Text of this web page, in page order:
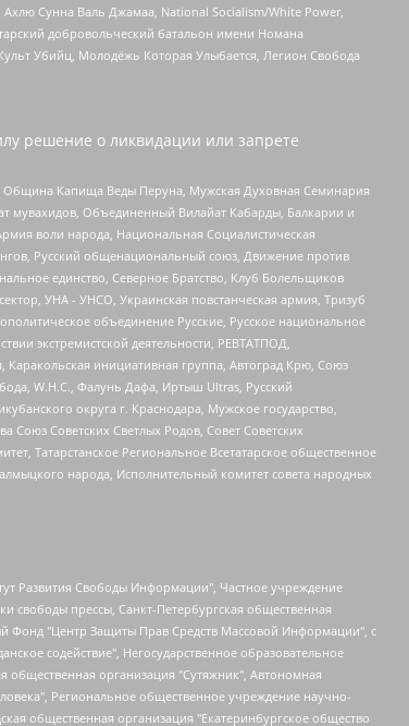
Сунна Валь Джамаа, National Socialism/White Power,
добровольческий батальон имени Номана
Убийц, Молодёжь Которая Улыбается, Легион Свобода
решение о ликвидации или запрете
Община Капища Веды Перуна, Мужская Духовная Семинария
мувахидов, Объединенный Вилайат Кабарды, Балкарии и
воли народа, Национальная Социалистическая
Русский общенациональный союз, Движение против
единство, Северное Братство, Клуб Болельщиков
УНА - УНСО, Украинская повстанческая армия, Тризуб
объединение Русские, Русское национальное
экстремистской деятельности, РЕВТАТПОД,
инициативная группа, Автоград Крю, Союз
W.H.С., Фалунь Дафа, Иртыш Ultras, Русский
округа г. Краснодара, Мужское государство,
Советских Светлых Родов, Совет Советских
Татарстанское Региональное Всетатарское общественное
народа, Исполнительный комитет совета народных
Strasse 3, 53113 Bonn), Борзунова Мария Михайловна, Воробьев Виктор Викторович, Голубева Анна Львовна, Константинова Алла Михайловна, Малкова Ирина Владимировна, Мурадов Мурад Абдулгалимович, Осетинская Елизавета Николаевна, Понасенков Евгений Николаевич, Ганапольский Матвей Юрьевич, Киселев Евгений Алексеевич, Борухович Ирина Григорьевна, Дремин Иван Тимофеевич, Дубровский Дмитрий Викторович, Красноярская региональная общественная организация поддержки и развития альтернативных образовательных технологий и межкультурных коммуникаций "ИНТЕРРА", Маяковская Екатерина Алексеевна, Фейгин Марк Захарович, Филимонов Андрей Викторович, Дзугкоева Регина Николаевна, Доброхотов Роман Александрович, Дудь Юрий Александрович, Елкин Сергей Владимирович, Кругликов Кирилл Игоревич, Сабунаева Мария Леонидовна, Семенов Алексей Владимирович, Шаинян Карен Багратович, Шульман Екатерина Михайловна, Асафьев Артур Валерьевич, Вахштайн Виктор Семенович, Венедиктов Алексей Алексеевич, Лушникова Екатерина Евгеньевна, Волков Леонид Михайлович, Невзоров Александр Глебович, Пархоменко Сергей Борисович, Сироткин Ярослав Николаевич, Кара-Мурза Владимир Владимирович, Баранова Наталья Владимировна, Гозман Леонид Яковлевич, Кагарлицкий Борис Юльевич, Климарев Михаил Валерьевич, Милов Владимир Станиславович, Автономная некоммерческая организация Краснодарский центр современного искусства "Типография", Моргенштерн Алишер Тагирович, Соболь Любовь Эдуардовна, Общество с ограниченной ответственностью "ЛИЗА НОРМ", Каспаров Гарри Кимович, Ходорковский Михаил Борисович, Общество с ограниченной ответственностью "Апрельские тезисы", Данилович Ирина Брониславовна, Кашин Олег Владимирович, Петров Николай Владимирович, Пивоваров Алексей Владимирович, Соколов Михаил Владимирович, Цветкова Юлия Владимировна, Чичваркин Евгений Александрович, Комитет против пыток/Команда против пыток, Общество с ограниченной ответственностью "Первый научный", Общество с ограниченной ответственностью "Вертолет и ко", Белоцерковская Вероника Борисовна, Кац Максим Евгеньевич, Лазарева Татьяна Юрьевна, Шаведдинов Руслан Табризович, Яшин Илья Валерьевич, Общество с ограниченной ответственностью "Иноагент ААВ", Алешковский Дмитрий Петрович, Альбац Евгения Марковна, Быков Дмитрий Львович, Галямина Юлия Евгеньевна, Лойко Сергей Леонидович, Мартынов Кирилл Константинович, Медведев Сергей Александрович, Крашенинников Федор Геннадиевич, Гордеева Катерина Вл